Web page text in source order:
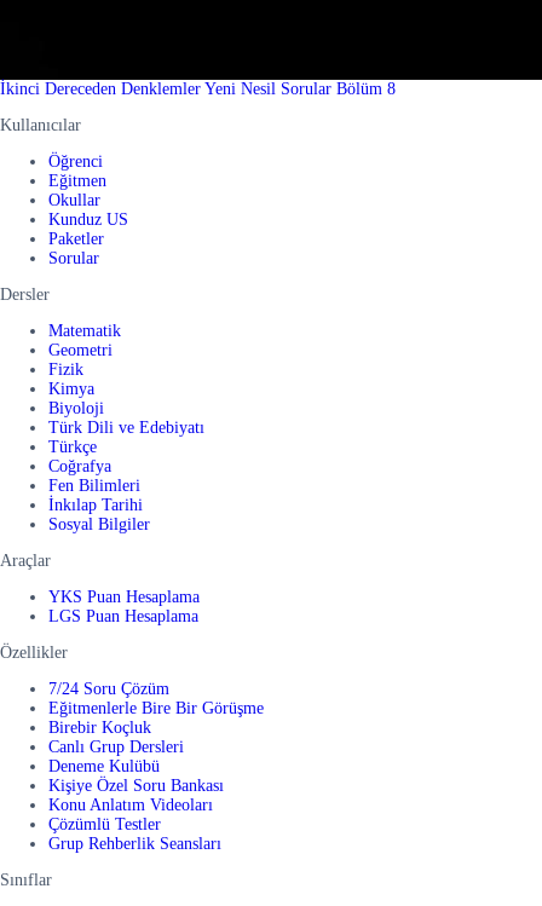
İkinci Dereceden Denklemler Yeni Nesil Sorular Bölüm 8
Kullanıcılar
Öğrenci
Eğitmen
Okullar
Kunduz US
Paketler
Sorular
Dersler
Matematik
Geometri
Fizik
Kimya
Biyoloji
Türk Dili ve Edebiyatı
Türkçe
Coğrafya
Fen Bilimleri
İnkılap Tarihi
Sosyal Bilgiler
Araçlar
YKS Puan Hesaplama
LGS Puan Hesaplama
Özellikler
7/24 Soru Çözüm
Eğitmenlerle Bire Bir Görüşme
Birebir Koçluk
Canlı Grup Dersleri
Deneme Kulübü
Kişiye Özel Soru Bankası
Konu Anlatım Videoları
Çözümlü Testler
Grup Rehberlik Seansları
Sınıflar